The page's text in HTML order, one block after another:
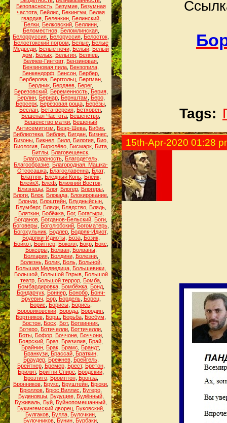
Безопасность, Безумие, Безумная
частота Бейлис Бекингэм
Белая
гвардия, Беленкин, Белинский,
Белки, Белковский, Беллини,
Беломестнов, Беломлинская,
Белорруссия Белоруссия Белосток
Белостокский погром
Белые, Белые
Медведи, Белые ночи, Белый, Белый
дом
Белых Бельгия Беляев
Беляев-Гинтовт, Бензиновая
Бензиновая пила Бензопила
Бенкендорф Бенсон Бербер
Берберова Берггольц Бергман
Бердник Бердяев Берег,
Березовский, Беременность, Берия,
Берлин, Бернар, Бернштам Беро,
Берсерк, Берёзовая роща, Берёзы,
Беслан Бета-версия Бетховен
Бешеная Частота Бешенство
Бешенство матки Бешеный
Антисемитизм
Беэр-Шева Бибик
Библиотека Библия Бигдан Бизнес
Бизоны Бикнел Билл Билогия Био
Биология, Бирюлёво, Бисмарк, Бита,
Битлы Благовещенск
Благодарность, Благодетель,
Благообразие Благородная. Машка-
Отсосашка, Благославенна, Блат,
Блатняк Бледный Конь Блейк
БлейкХ Блеф Ближний Восток
Близнецы, Блог, Блогер, Блогеры,
Блоги Блок Блокада Блокирование
Блонди Блоштейн Блудныйсын
Блумберг, Бляди, Блядство, Блядь,
Бляткин, Бобёжка, Бог, Богатыри,
Богданов Богданов-Бельский Боги
Боговеры Боголюбский Богоматерь
Богохульник Бодлер Бодряк-Идиот,
Бодряки-Идиоты, Боза, Бозик,
Бойкот, Бойтнер, Боколл, Бокр, Бокс
Боксёры, Болван, Болваны,
Болгария, Болдини, Болезни,
Болезнь, Болик, Боль, Больной,
Большая Медведица Большевики
Большой, Большой Взрыв, Большой
театр Большой террор Бомба
Бомбардировка, Бомбёжка, Бонд,
Бондарчук, Боннер, Бонобо, Бонч-
Бруевич
Бор, Бордель, Борец,
Борис
Борисы Борись
Боровиковский Борода Бородин
Бортников Борщ Борьба Босбум
Бостон Босх Бот, Ботвинник
Ботеро Ботичелли Боттичелли
Боты, Бофор, Боччоне, Боччони,
Боярский Браз Бразилия Брай
Брайнин Брак Брамс Брандт,
Бранкузи Брассай Браткин
Браудер, Брежнев, Брейгель,
Брейтнер, Бремер, Брест, Бретон,
Брижит, Бритни Спирс Бродский
Брозтито, Бромптон, Бронза,
Бронников Брукс Бруштейн Брюки
Брюллов Брюс Виллис Бугеро
Буденовцы, Будущее, Будённый,
Буживаль Буй Буйнопомешанный
Букингемский дворец Буковский
Булгаков Булла Булочкин
Булочников Бунин Бурбаки
Tags:
15th-Apr-2020 01:28